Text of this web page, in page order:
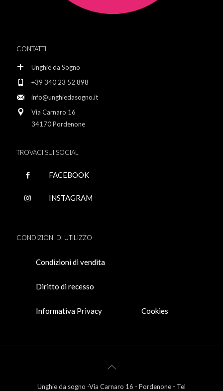
CONTATTI
Unghie da Sogno
+39 340 23 52 898
info@unghiedasogno.it
Via Carnaro 16
34170 Pordenone
TROVACI SUI SOCIAL
FACEBOOK
INSTAGRAM
CONDIZIONI DI UTILIZZO
Condizioni di vendita
Diritto di recesso
Informativa Privacy Cookies
Unghie da sogno -Via Carnaro 16 - Pordenone - Tel